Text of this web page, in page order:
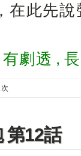
在此先說
劇透 ,
第12話